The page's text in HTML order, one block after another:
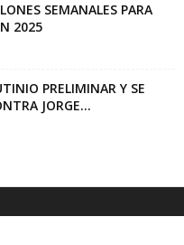
SEMANALES PARA
2025
PRELIMINAR Y SE
JORGE...